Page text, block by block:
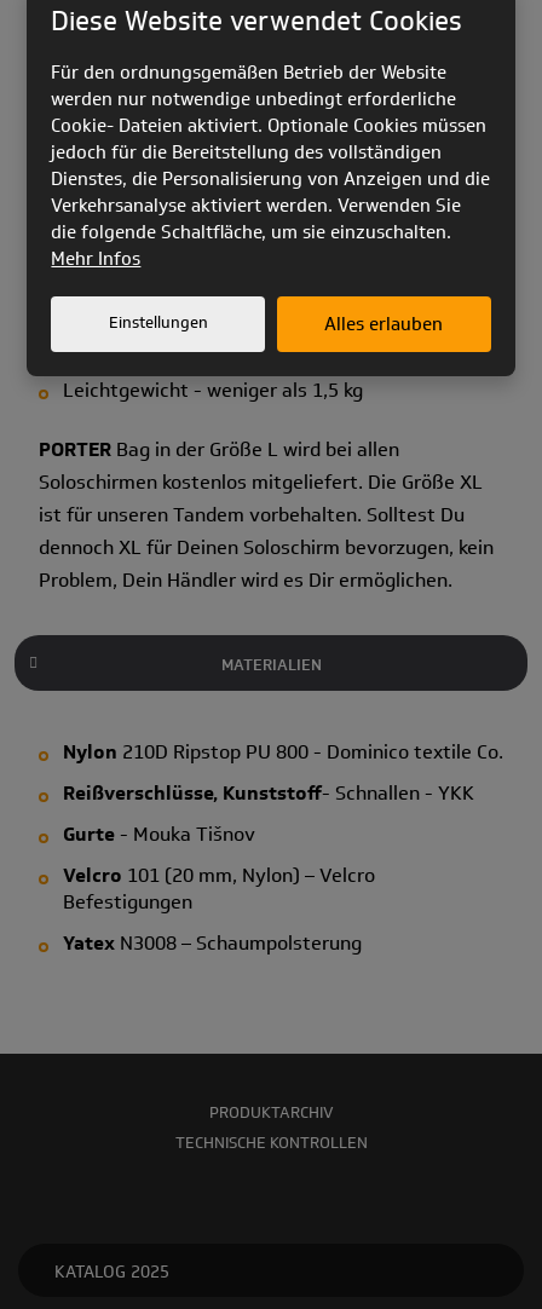
Gepolstert im Rücken-, Schulter- und
Lendenwirbelbereich für mehr Tragekomfort
Verstellbares Volumen an das Equipement
individuell anzupassen
Widerstandsfähiges Material
Verstärkter Bodenteil für intensivere, stressfreie
Verwendung
Lasercut- Technologie in der gesamten
Herstellung
Leichtgewicht - weniger als 1,5 kg
PORTER Bag in der Größe L wird bei allen
Soloschirmen kostenlos mitgeliefert. Die Größe XL
ist für unseren Tandem vorbehalten. Solltest Du
dennoch XL für Deinen Soloschirm bevorzugen, kein
Problem, Dein Händler wird es Dir ermöglichen.
MATERIALIEN
Nylon 210D Ripstop PU 800 - Dominico textile Co.
Reißverschlüsse, Kunststoff- Schnallen - YKK
Gurte- Mouka Tišnov
Velcro 101 (20 mm, Nylon) – Velcro
Befestigungen
Yatex N3008 – Schaumpolsterung
PRODUKTARCHIV
TECHNISCHE KONTROLLEN
KATALOG 2025
Diese Website verwendet Cookies
Für den ordnungsgemäßen Betrieb der Website
werden nur notwendige unbedingt erforderliche
Cookie- Dateien aktiviert. Optionale Cookies müssen
jedoch für die Bereitstellung des vollständigen
Dienstes, die Personalisierung von Anzeigen und die
Verkehrsanalyse aktiviert werden. Verwenden Sie
die folgende Schaltfläche, um sie einzuschalten.
Mehr Infos
Einstellungen Alles erlauben